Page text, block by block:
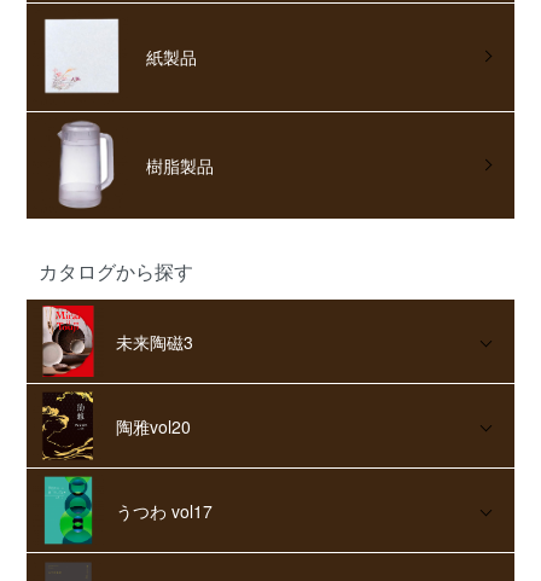
紙製品
樹脂製品
カタログから探す
未来陶磁3
陶雅vol20
うつわ vol17